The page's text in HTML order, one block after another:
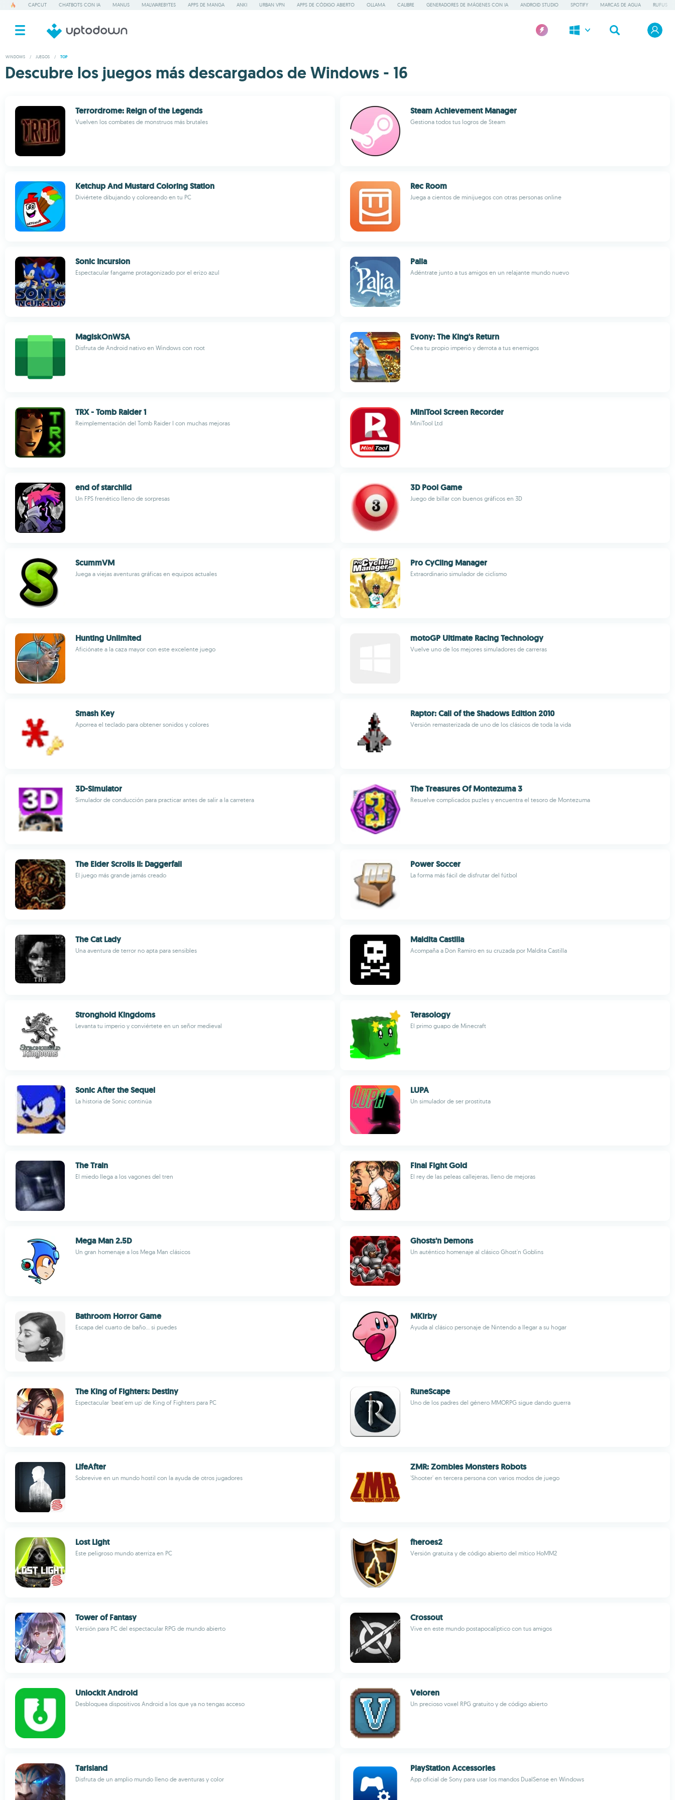
CAPCUT CHATBOTS CON IA MANUS MALWAREBYTES APPS DE MANGA ANKI URBAN VPN APPS DE CÓDIGO ABIERTO OLLAMA CALIBRE GENERADORES DE IMÁGENES CON IA ANDROID STUDIO SPOTIFY MARCAS DE AGUA RUFUS
WINDOWS / JUEGOS / TOP
Descubre los juegos más descargados de Windows - 16
Terrordrome: Reign of the Legends
Vuelven los combates de monstruos más brutales
Steam Achievement Manager
Gestiona todos tus logros de Steam
Ketchup And Mustard Coloring Station
Diviértete dibujando y coloreando en tu PC
Rec Room
Juega a cientos de minijuegos con otras personas online
Sonic Incursion
Espectacular fangame protagonizado por el erizo azul
Palia
Adéntrate junto a tus amigos en un relajante mundo nuevo
MagiskOnWSA
Disfruta de Android nativo en Windows con root
Evony: The King's Return
Crea tu propio imperio y derrota a tus enemigos
TRX - Tomb Raider 1
Reimplementación del Tomb Raider I con muchas mejoras
MiniTool Screen Recorder
MiniTool Ltd
end of starchild
Un FPS frenético lleno de sorpresas
3D Pool Game
Juego de billar con buenos gráficos en 3D
ScummVM
Juega a viejas aventuras gráficas en equipos actuales
Pro CyCling Manager
Extraordinario simulador de ciclismo
Hunting Unlimited
Aficiónate a la caza mayor con este excelente juego
motoGP Ultimate Racing Technology
Vuelve uno de los mejores simuladores de carreras
Smash Key
Aporrea el teclado para obtener sonidos y colores
Raptor: Call of the Shadows Edition 2010
Versión remasterizada de uno de los clásicos de toda la vida
3D-Simulator
Simulador de conducción para practicar antes de salir a la carretera
The Treasures Of Montezuma 3
Resuelve complicados puzles y encuentra el tesoro de Montezuma
The Elder Scrolls II: Daggerfall
El juego más grande jamás creado
Power Soccer
La forma más fácil de disfrutar del fútbol
The Cat Lady
Una aventura de terror no apta para sensibles
Maldita Castilla
Acompaña a Don Ramiro en su cruzada por Maldita Castilla
Stronghold Kingdoms
Levanta tu imperio y conviértete en un señor medieval
Terasology
El primo guapo de Minecraft
Sonic After the Sequel
La historia de Sonic continúa
LUPA
Un simulador de ser prostituta
The Train
El miedo llega a los vagones del tren
Final Fight Gold
El rey de las peleas callejeras, lleno de mejoras
Mega Man 2.5D
Un gran homenaje a los Mega Man clásicos
Ghosts'n Demons
Un auténtico homenaje al clásico Ghost'n Goblins
Bathroom Horror Game
Escapa del cuarto de baño... si puedes
MKirby
Ayuda al clásico personaje de Nintendo a llegar a su hogar
The King of Fighters: Destiny
Espectacular 'beat'em up' de King of Fighters para PC
RuneScape
Uno de los padres del género MMORPG sigue dando guerra
LifeAfter
Sobrevive en un mundo hostil con la ayuda de otros jugadores
ZMR: Zombies Monsters Robots
'Shooter' en tercera persona con varios modos de juego
Lost Light
Este peligroso mundo aterriza en PC
fheroes2
Versión gratuita y de código abierto del mítico HoMM2
Tower of Fantasy
Versión para PC del espectacular RPG de mundo abierto
Crossout
Vive en este mundo postapocalíptico con tus amigos
Unlockit Android
Desbloquea dispositivos Android a los que ya no tengas acceso
Veloren
Un precioso voxel RPG gratuito y de código abierto
Tarisland
Disfruta de un amplio mundo lleno de aventuras y color
PlayStation Accessories
App oficial de Sony para usar los mandos DualSense en Windows